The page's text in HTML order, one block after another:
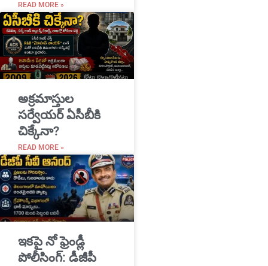
READ MORE »
అక్రమాస్తుల
సర్వేయర్ ఏసీబీకి
చిక్కేనా?
READ MORE »
ఇకపై నో ఫ్రెండ్లీ
పోలీసింగ్: డీజీపీ